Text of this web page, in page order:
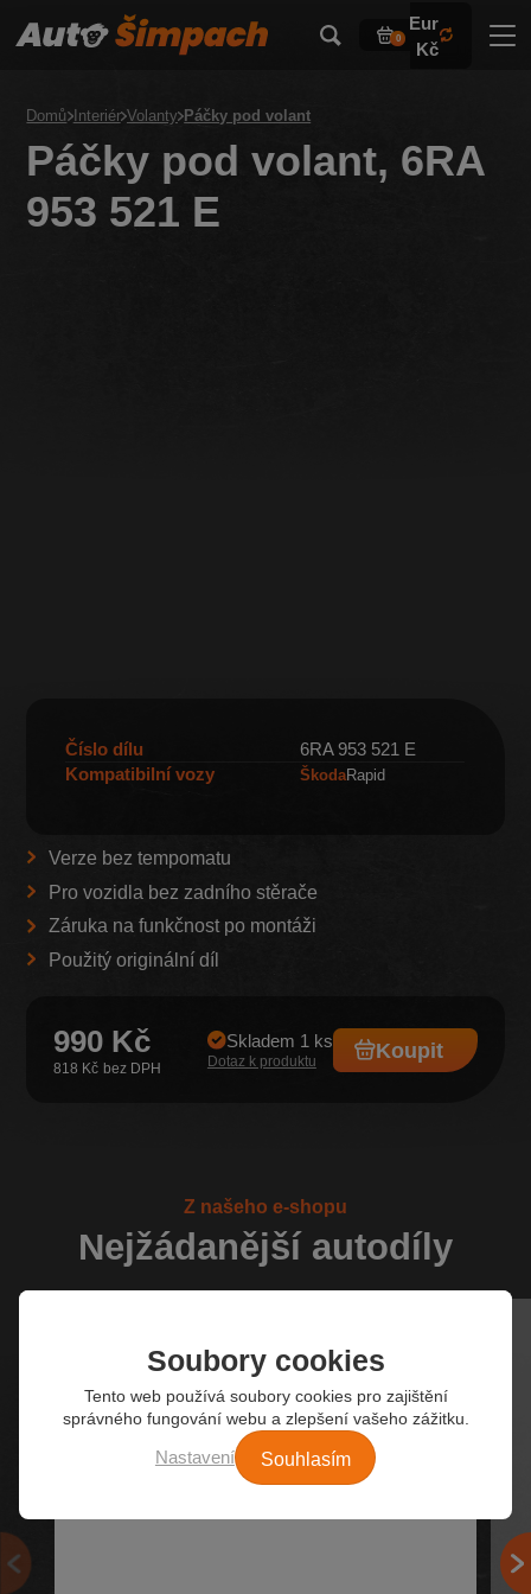
0
Eur
Kč
Domů Interiér Volanty Páčky pod volant
Páčky pod volant, 6RA
953 521 E
Číslo dílu
6RA 953 521 E
Kompatibilní vozy
ŠkodaRapid
Verze bez tempomatu
Pro vozidla bez zadního stěrače
Záruka na funkčnost po montáži
Použitý originální díl
990 Kč
818 Kč
Skladem 1 ks
Dotaz k produktu Koupit
Z našeho e-shopu
Nejžádanější autodíly
Soubory cookies
Tento web používá soubory cookies pro zajištění
správného fungování webu a zlepšení vašeho zážitku.
Nastavení Souhlasím